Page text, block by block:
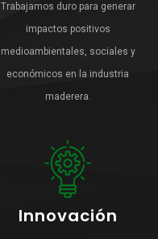
Trabajamos duro para generar
impactos positivos
medioambientales, sociales y
económicos en la industria
maderera.
Innovación